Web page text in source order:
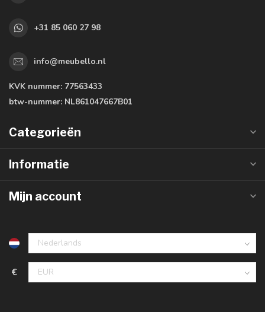
+31 85 060 27 98
info@meubello.nl
KVK nummer: 77563433
btw-nummer: NL861047667B01
Categorieën
Informatie
Mijn account
€